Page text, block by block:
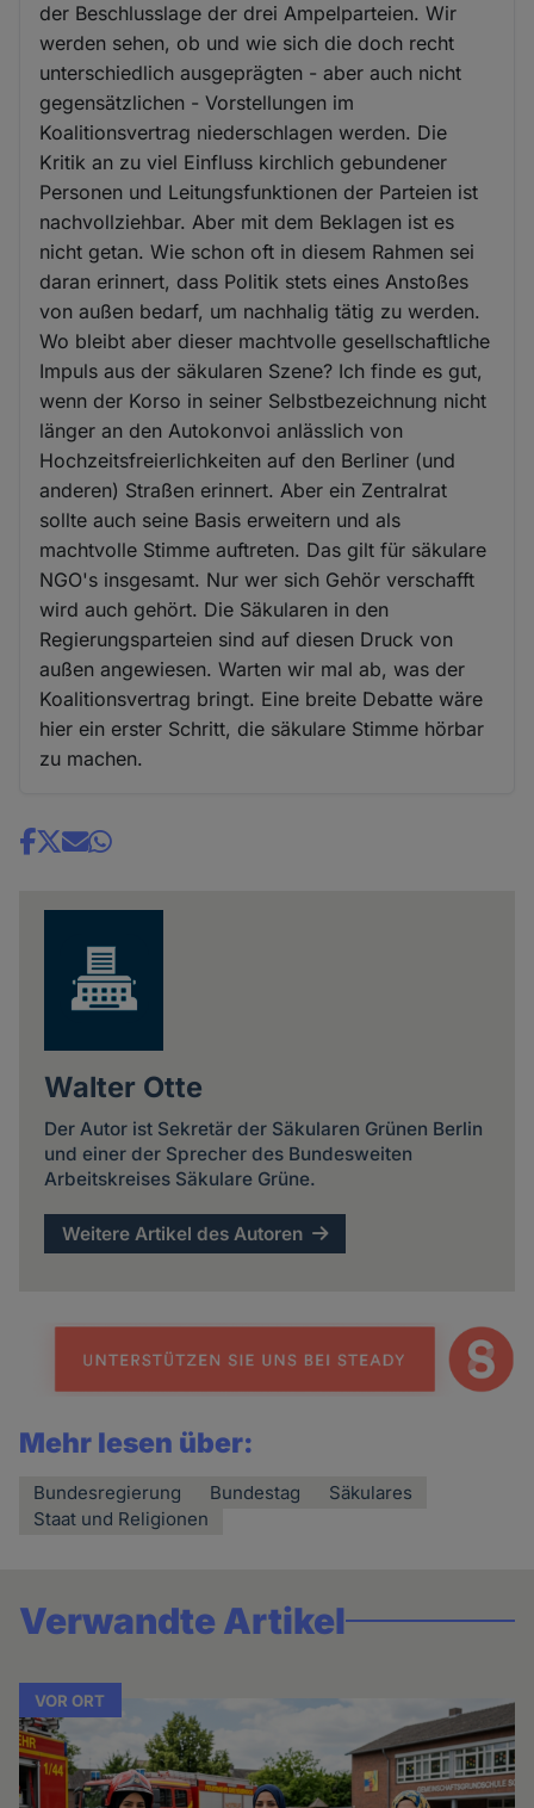
der Beschlusslage der drei Ampelparteien. Wir
werden sehen, ob und wie sich die doch recht
unterschiedlich ausgeprägten - aber auch nicht
gegensätzlichen - Vorstellungen im
Koalitionsvertrag niederschlagen werden. Die
Kritik an zu viel Einfluss kirchlich gebundener
Personen und Leitungsfunktionen der Parteien ist
nachvollziehbar. Aber mit dem Beklagen ist es
nicht getan. Wie schon oft in diesem Rahmen sei
daran erinnert, dass Politik stets eines Anstoßes
von außen bedarf, um nachhalig tätig zu werden.
Wo bleibt aber dieser machtvolle gesellschaftliche
Impuls aus der säkularen Szene? Ich finde es gut,
wenn der Korso in seiner Selbstbezeichnung nicht
länger an den Autokonvoi anlässlich von
Hochzeitsfreierlichkeiten auf den Berliner (und
anderen) Straßen erinnert. Aber ein Zentralrat
sollte auch seine Basis erweitern und als
machtvolle Stimme auftreten. Das gilt für säkulare
NGO's insgesamt. Nur wer sich Gehör verschafft
wird auch gehört. Die Säkularen in den
Regierungsparteien sind auf diesen Druck von
außen angewiesen. Warten wir mal ab, was der
Koalitionsvertrag bringt. Eine breite Debatte wäre
hier ein erster Schritt, die säkulare Stimme hörbar
zu machen.
Share
Walter Otte
Der Autor ist Sekretär der Säkularen Grünen Berlin
und einer der Sprecher des Bundesweiten
Arbeitskreises Säkulare Grüne.
Weitere Artikel des Autoren
Mehr lesen über:
Bundesregierung Bundestag
Säkulares
Staat und Religionen
Verwandte Artikel
VOR ORT